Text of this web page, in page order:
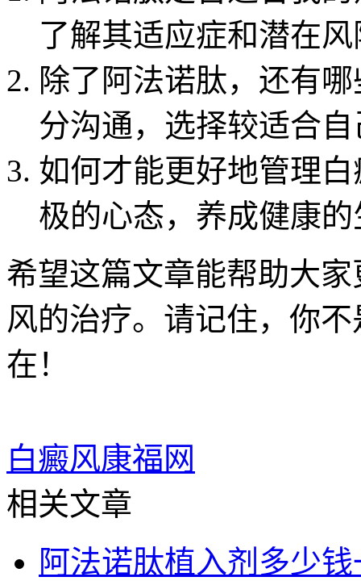
了解其适应症和潜在
除了阿法诺肽，还有
分沟通，选择较适合
如何才能更好地管理
极的心态，养成健康
希望这篇文章能帮助大
风的治疗。请记住，你
在！
白癜风康福网
相关文章
阿法诺肽植入剂多少